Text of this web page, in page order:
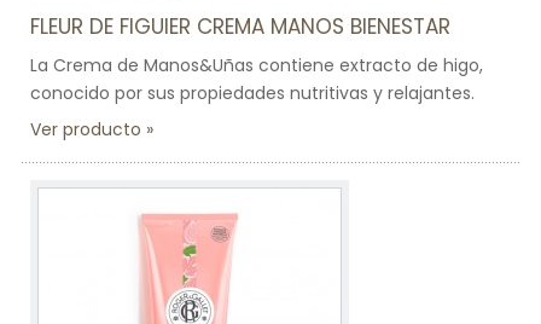
FLEUR DE FIGUIER CREMA MANOS BIENESTAR
La Crema de Manos&Uñas contiene extracto de higo,
conocido por sus propiedades nutritivas y relajantes.
Ver producto